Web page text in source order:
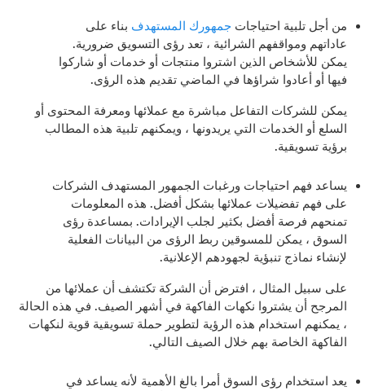
من أجل تلبية احتياجاتجمهورك المستهدف بناء على
عاداتهم ومواقفهم الشرائية ، تعد رؤى التسويق ضرورية.
يمكن للأشخاص الذين اشتروا منتجات أو خدمات أو شاركوا
فيها أو أعادوا شراؤها في الماضي تقديم هذه الرؤى.
يمكن للشركات التفاعل مباشرة مع عملائها ومعرفة المحتوى أو
السلع أو الخدمات التي يريدونها ، ويمكنهم تلبية هذه المطالب
برؤية تسويقية.
يساعد فهم احتياجات ورغبات الجمهور المستهدف الشركات
على فهم تفضيلات عملائها بشكل أفضل. هذه المعلومات
تمنحهم فرصة أفضل بكثير لجلب الإيرادات. بمساعدة رؤى
السوق ، يمكن للمسوقين ربط الرؤى من البيانات الفعلية
لإنشاء نماذج تنبؤية لجهودهم الإعلانية.
على سبيل المثال ، افترض أن الشركة تكتشف أن عملائها من
المرجح أن يشتروا نكهات الفاكهة في أشهر الصيف. في هذه الحالة
، يمكنهم استخدام هذه الرؤية لتطوير حملة تسويقية قوية لنكهات
الفاكهة الخاصة بهم خلال الصيف التالي.
يعد استخدام رؤى السوق أمرا بالغ الأهمية لأنه يساعد في